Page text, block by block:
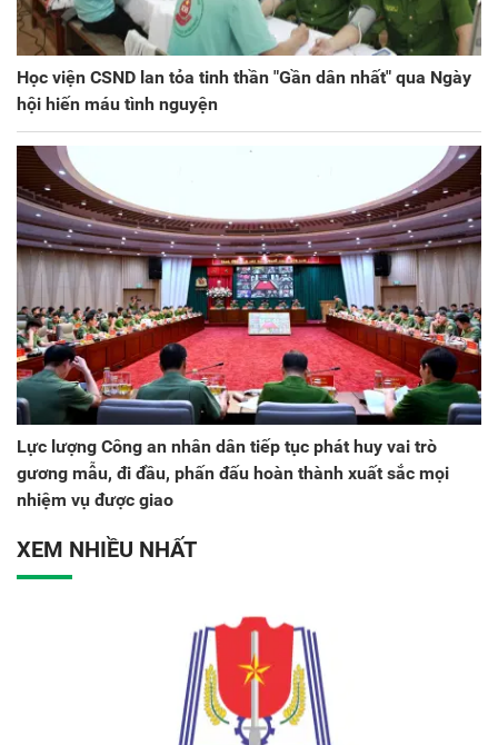
Học viện CSND lan tỏa tinh thần "Gần dân nhất" qua Ngày
hội hiến máu tình nguyện
Lực lượng Công an nhân dân tiếp tục phát huy vai trò
gương mẫu, đi đầu, phấn đấu hoàn thành xuất sắc mọi
nhiệm vụ được giao
XEM NHIỀU NHẤT